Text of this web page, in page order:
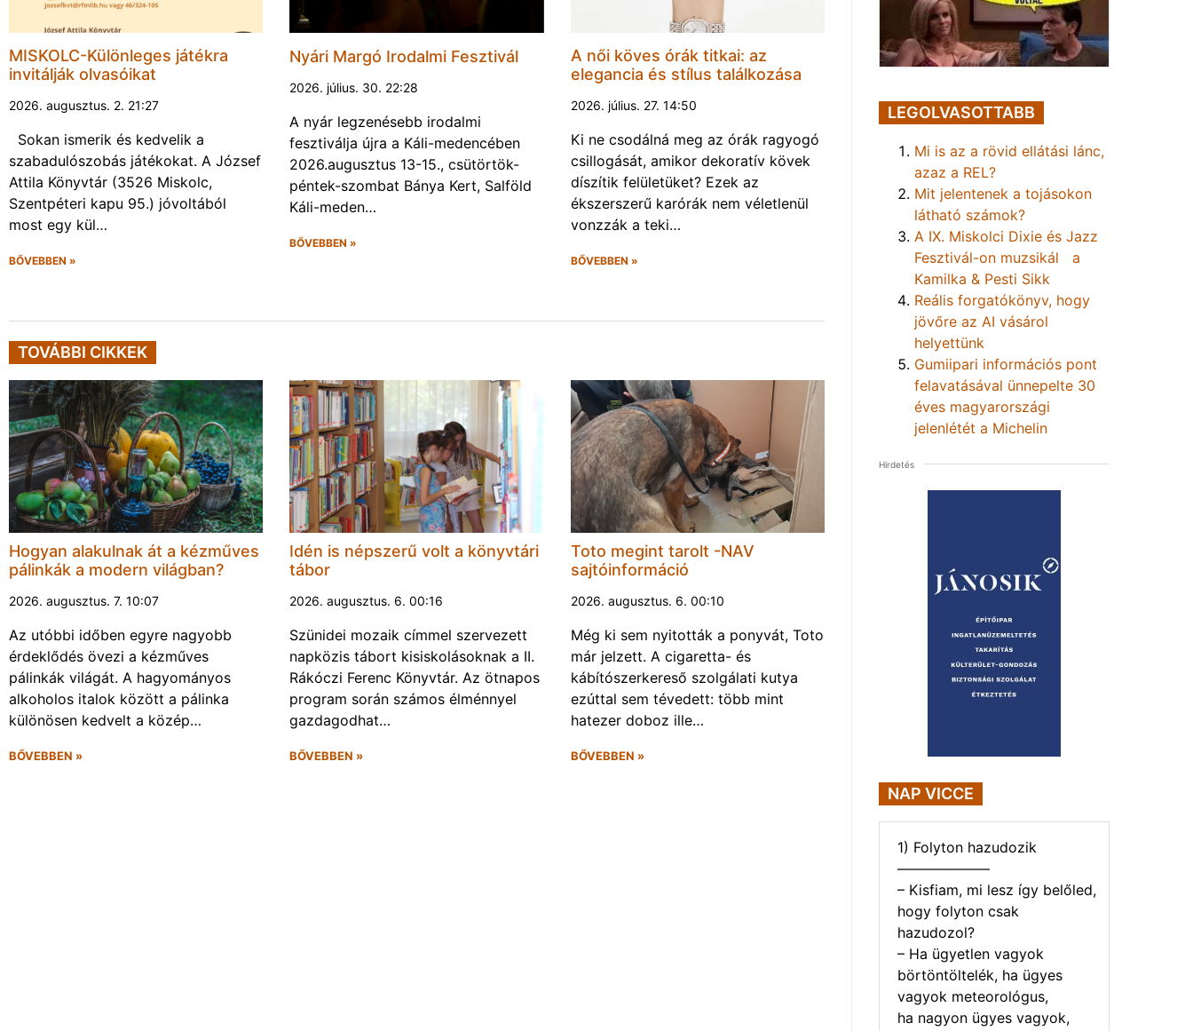
MISKOLC-Különleges játékra
invitálják olvasóikat
2026. augusztus. 2. 21:27
Sokan ismerik és kedvelik a
szabadulószobás játékokat. A József
Attila Könyvtár (3526 Miskolc,
Szentpéteri kapu 95.) jóvoltából
most egy kül…
BŐVEBBEN »
Nyári Margó Irodalmi Fesztivál
2026. július. 30. 22:28
A nyár legzenésebb irodalmi
fesztiválja újra a Káli-medencében
2026.augusztus 13-15., csütörtök-
péntek-szombat Bánya Kert, Salföld
Káli-meden…
BŐVEBBEN »
A női köves órák titkai: az
elegancia és stílus találkozása
2026. július. 27. 14:50
Ki ne csodálná meg az órák ragyogó
csillogását, amikor dekoratív kövek
díszítik felületüket? Ezek az
ékszerszerű karórák nem véletlenül
vonzzák a teki…
BŐVEBBEN »
TOVÁBBI CIKKEK
Hogyan alakulnak át a kézműves
pálinkák a modern világban?
2026. augusztus. 7. 10:07
Az utóbbi időben egyre nagyobb
érdeklődés övezi a kézműves
pálinkák világát. A hagyományos
alkoholos italok között a pálinka
különösen kedvelt a közép…
BŐVEBBEN »
Idén is népszerű volt a könyvtári
tábor
2026. augusztus. 6. 00:16
Szünidei mozaik címmel szervezett
napközis tábort kisiskolásoknak a II.
Rákóczi Ferenc Könyvtár. Az ötnapos
program során számos élménnyel
gazdagodhat…
BŐVEBBEN »
Toto megint tarolt -NAV
sajtóinformáció
2026. augusztus. 6. 00:10
Még ki sem nyitották a ponyvát, Toto
már jelzett. A cigaretta- és
kábítószerkereső szolgálati kutya
ezúttal sem tévedett: több mint
hatezer doboz ille…
BŐVEBBEN »
LEGOLVASOTTABB
Mi is az a rövid ellátási lánc,
azaz a REL?
Mit jelentenek a tojásokon
látható számok?
A IX. Miskolci Dixie és Jazz
Fesztivál-on muzsikál a
Kamilka & Pesti Sikk
Reális forgatókönyv, hogy
jövőre az AI vásárol
helyettünk
Gumiipari információs pont
felavatásával ünnepelte 30
éves magyarországi
jelenlétét a Michelin
Hirdetés
NAP VICCE
1) Folyton hazudozik
——————–
– Kisfiam, mi lesz így belőled,
hogy folyton csak
hazudozol?
– Ha ügyetlen vagyok
börtöntöltelék, ha ügyes
vagyok meteorológus,
ha nagyon ügyes vagyok,